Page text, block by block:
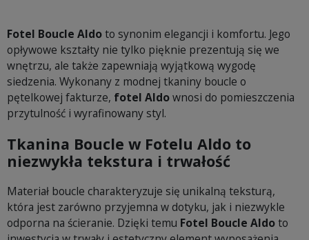
Fotel Boucle Aldoto synonim elegancji i komfortu. Jego
opływowe kształty nie tylko pięknie prezentują się we
wnętrzu, ale także zapewniają wyjątkową wygodę
siedzenia. Wykonany z modnej tkaniny boucle o
pętelkowej fakturze, fotel Aldownosi do pomieszczenia
przytulność i wyrafinowany styl.
Tkanina Boucle w Fotelu Aldo to
niezwykła tekstura i trwałość
Materiał boucle charakteryzuje się unikalną teksturą,
która jest zarówno przyjemna w dotyku, jak i niezwykle
odporna na ścieranie. Dzięki temu Fotel Boucle Aldoto